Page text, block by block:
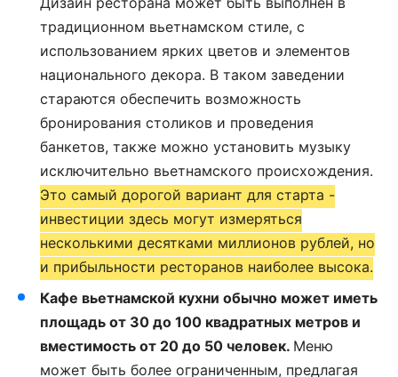
традиционном вьетнамском стиле, с
использованием ярких цветов и элементов
национального декора. В таком заведении
стараются обеспечить возможность
бронирования столиков и проведения
банкетов, также можно установить музыку
исключительно вьетнамского происхождения.
Это самый дорогой вариант для старта -
инвестиции здесь могут измеряться
несколькими десятками миллионов рублей, но
и прибыльности ресторанов наиболее высока.
Кафе вьетнамской кухни обычно может иметь
площадь от 30 до 100 квадратных метров и
вместимость от 20 до 50 человек. Меню
может быть более ограниченным, предлагая